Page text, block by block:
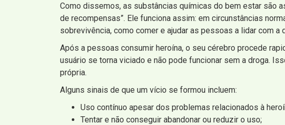
Como dissemos, as substâncias químicas do bem estar são
de recompensas”. Ele funciona assim: em circunstâncias
sobrevivência, como comer e ajudar as pessoas a lidar com a
Após a pessoas consumir heroína, o seu cérebro procede
usuário se torna viciado e não pode funcionar sem a droga.
própria.
Alguns sinais de que um vício se formou incluem:
Uso contínuo apesar dos problemas relacionados à
Tentar e não conseguir abandonar ou reduzir o uso;